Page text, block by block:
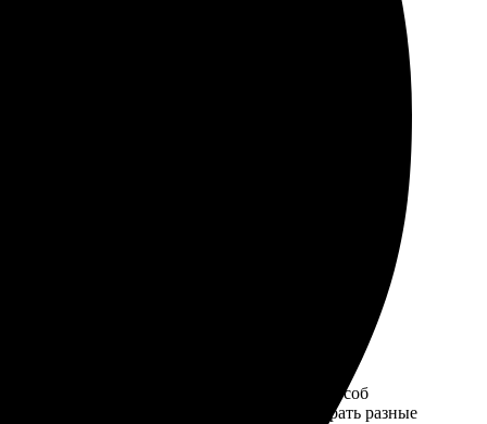
понятный, все шаги интуитивные. Собрал
о готовности. Качество печати приятно удивило,
Рекомендую всем, кто ценит качество!
минут оформил заказ и выбрал удобный способ
Понравилось, что есть возможность выбрать разные